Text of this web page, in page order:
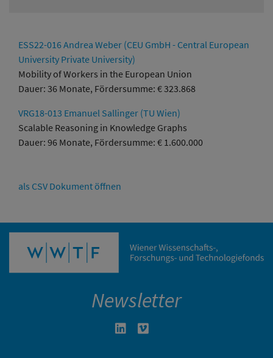
ESS22-016 Andrea Weber (CEU GmbH - Central European
University Private University)
Mobility of Workers in the European Union
Dauer: 36 Monate, Fördersumme: € 323.868
VRG18-013 Emanuel Sallinger (TU Wien)
Scalable Reasoning in Knowledge Graphs
Dauer: 96 Monate, Fördersumme: € 1.600.000
als CSV Dokument öffnen
Newsletter
Linkedin in neuem Fenster öffnen